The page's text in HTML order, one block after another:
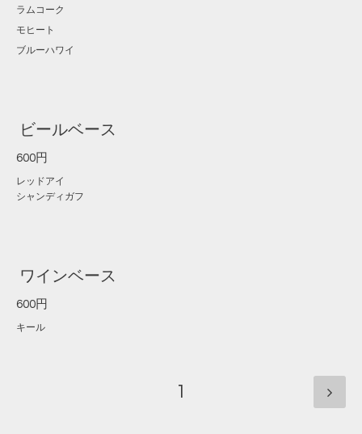
ラムコーク
モヒート
ブルーハワイ
ビールベース
600円
レッドアイ
シャンディガフ
ワインベース
600円
キール
1